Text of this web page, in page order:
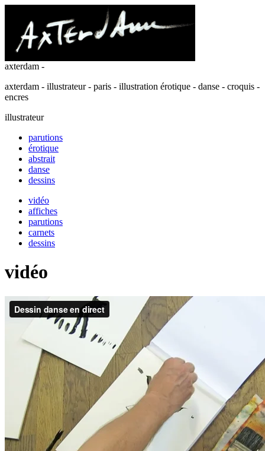
axterdam -
axterdam - illustrateur - paris - illustration érotique - danse - croquis -
encres
illustrateur
parutions
érotique
abstrait
danse
dessins
vidéo
affiches
parutions
carnets
dessins
vidéo